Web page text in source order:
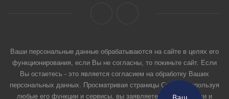
Ваши персональные данные обрабатываются на сайте в целях его
функционирования, если Вы не согласны, то покиньте сайт. Если
Вы остаетесь - это является согласием на обработку Ваших
персональных данных. Просматривая страницы Сайта и используя
любые его функции и сервисы, вы заявляете, что прочитали и